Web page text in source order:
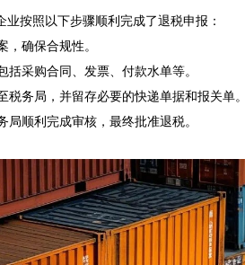
按照以下步骤顺利完成了退税申报：
，确保合规性。
括采购合同、发票、付款水单等。
税务局，并留存必要的快递单据和报关单
顺利完成审核，最终批准退税。